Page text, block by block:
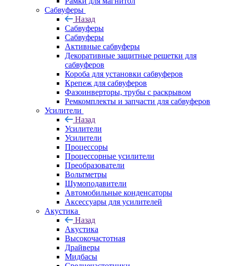
Сабвуферы
Назад
Сабвуферы
Сабвуферы
Активные сабвуферы
Декоративные защитные решетки для
сабвуферов
Короба для установки сабвуферов
Крепеж для сабвуферов
Фазоинверторы, трубы с раскрывом
Ремкомплекты и запчасти для сабвуферов
Усилители
Назад
Усилители
Усилители
Процессоры
Процессорные усилители
Преобразователи
Вольтметры
Шумоподавители
Автомобильные конденсаторы
Аксессуары для усилителей
Акустика
Назад
Акустика
Высокочастотная
Драйверы
Мидбасы